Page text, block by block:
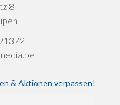
8
& Aktionen verpassen!